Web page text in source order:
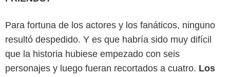
Para fortuna de los actores y los fanáticos, ninguno
resultó despedido. Y es que habría sido muy difícil
que la historia hubiese empezado con seis
personajes y luego fueran recortados a cuatro. Los